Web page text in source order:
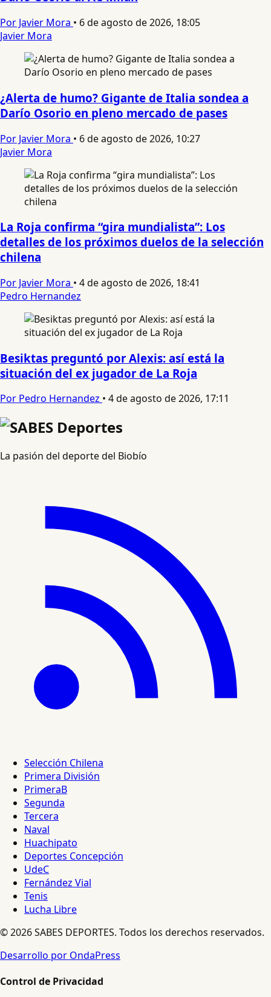
Por Javier Mora • 6 de agosto de 2026, 18:05
Javier Mora
¿Alerta de humo? Gigante de Italia sondea a
Darío Osorio en pleno mercado de pases
Por Javier Mora • 6 de agosto de 2026, 10:27
Javier Mora
La Roja confirma “gira mundialista”: Los
detalles de los próximos duelos de la selección
chilena
Por Javier Mora • 4 de agosto de 2026, 18:41
Pedro Hernandez
Besiktas preguntó por Alexis: así está la
situación del ex jugador de La Roja
Por Pedro Hernandez • 4 de agosto de 2026, 17:11
La pasión del deporte del Biobío
Selección Chilena
Primera División
PrimeraB
Segunda
Tercera
Naval
Huachipato
Deportes Concepción
UdeC
Fernández Vial
Tenis
Lucha Libre
© 2026 SABES DEPORTES. Todos los derechos reservados.
Desarrollo por OndaPress
Control de Privacidad